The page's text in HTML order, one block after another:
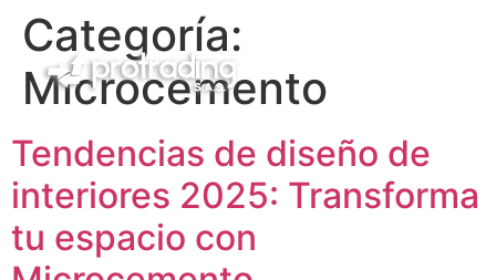
Categoría:
Microcemento
Tendencias de diseño de
interiores 2025: Transforma
tu espacio con